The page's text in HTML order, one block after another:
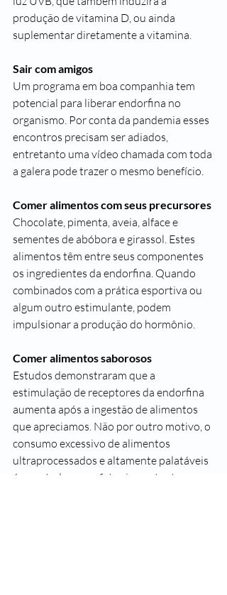
produção de vitamina D, ou ainda
suplementar diretamente a vitamina.
Sair com amigos
Um programa em boa companhia tem
potencial para liberar endorfina no
organismo. Por conta da pandemia esses
encontros precisam ser adiados,
entretanto uma vídeo chamada com toda
a galera pode trazer o mesmo benefício.
Comer alimentos com seus precursores
Chocolate, pimenta, aveia, alface e
sementes de abóbora e girassol. Estes
alimentos têm entre seus componentes
os ingredientes da endorfina. Quando
combinados com a prática esportiva ou
algum outro estimulante, podem
impulsionar a produção do hormônio.
Comer alimentos saborosos
Estudos demonstraram que a
estimulação de receptores da endorfina
aumenta após a ingestão de alimentos
que apreciamos. Não por outro motivo, o
consumo excessivo de alimentos
ultraprocessados e altamente palatáveis
é apontado como fator importante para